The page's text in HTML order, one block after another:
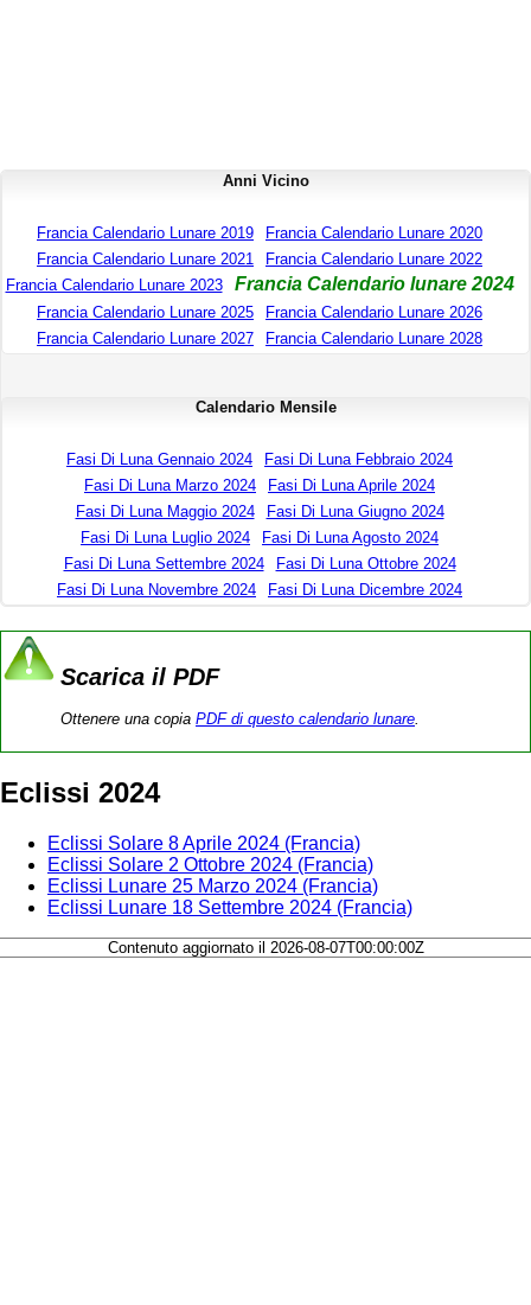
Anni Vicino
Francia Calendario Lunare 2019
Francia Calendario Lunare 2020
Francia Calendario Lunare 2021
Francia Calendario Lunare 2022
Francia Calendario Lunare 2023
Francia Calendario lunare 2024
Francia Calendario Lunare 2025
Francia Calendario Lunare 2026
Francia Calendario Lunare 2027
Francia Calendario Lunare 2028
Calendario Mensile
Fasi Di Luna Gennaio 2024
Fasi Di Luna Febbraio 2024
Fasi Di Luna Marzo 2024
Fasi Di Luna Aprile 2024
Fasi Di Luna Maggio 2024
Fasi Di Luna Giugno 2024
Fasi Di Luna Luglio 2024
Fasi Di Luna Agosto 2024
Fasi Di Luna Settembre 2024
Fasi Di Luna Ottobre 2024
Fasi Di Luna Novembre 2024
Fasi Di Luna Dicembre 2024
Scarica il PDF
Ottenere una copia PDF di questo calendario lunare.
Eclissi 2024
Eclissi Solare 8 Aprile 2024 (Francia)
Eclissi Solare 2 Ottobre 2024 (Francia)
Eclissi Lunare 25 Marzo 2024 (Francia)
Eclissi Lunare 18 Settembre 2024 (Francia)
Contenuto aggiornato il 2026-08-07T00:00:00Z